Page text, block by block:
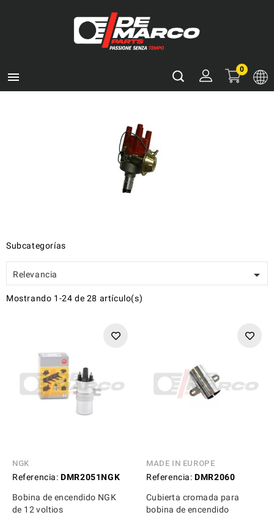

0
Subcategorías
Relevancia 
Mostrando 1-24 de 28 artículo(s)
NGK
Referencia: DMR2051NGK
Bobina de encendido NGK
de 12 voltios
MADE IN EUROPE
Referencia: DMR2060
Cubierta cromada para
bobina de encendido